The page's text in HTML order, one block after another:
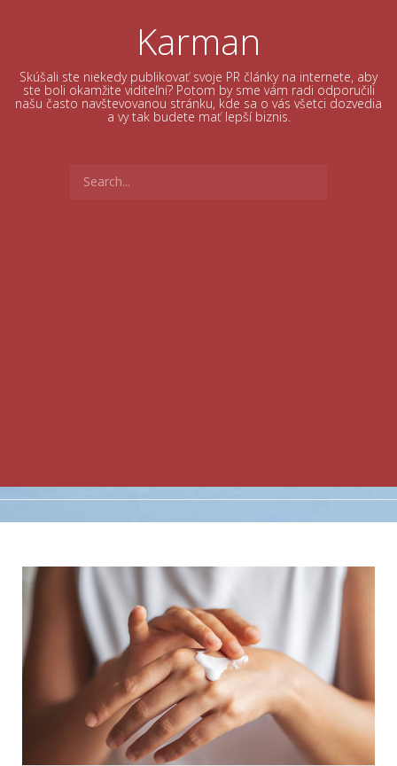
Karman
Skúšali ste niekedy publikovať svoje PR články na internete, aby
ste boli okamžite viditeľní? Potom by sme vám radi odporučili
našu často navštevovanou stránku, kde sa o vás všetci dozvedia
a vy tak budete mať lepší biznis.
for: